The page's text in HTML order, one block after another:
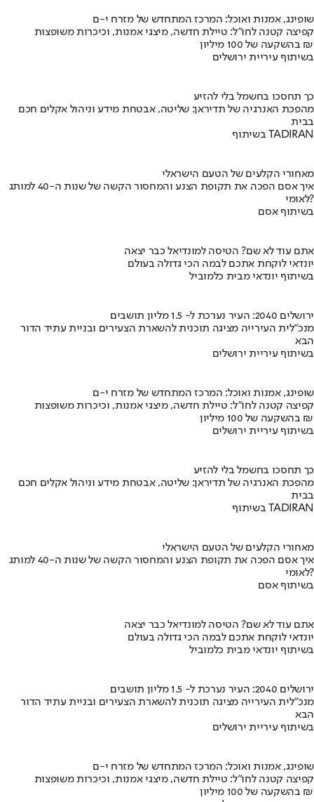
שופינג, אמנות ואוכל: המרכז המתחדש של מזרח י-ם
קפיצה קטנה לחו"ל: טיילת חדשה, מיצגי אמנות, וכיכרות משופצות
בהשקעה של 100 מיליון ₪
בשיתוף עיריית ירושלים
כך תחסכו בחשמל בלי להזיע
מהפכת האנרגיה של תדיראן: שליטה, אבטחת מידע וניהול אקלים חכם
בבית
בשיתוף TADIRAN
מאחורי הקלעים של הטעם הישראלי
איך אסם הפכה את תקופת הצנע והמחסור הקשה של שנות ה-40 למותג
לאומי?
בשיתוף אסם
אתם עוד לא שם? הטיסה למונדיאל כבר יצאה
יונדאי לוקחת אתכם לבמה הכי גדולה בעולם
בשיתוף יונדאי מבית כלמוביל
ירושלים 2040: העיר נערכת ל- 1.5 מליון תושבים
מנכ"לית העירייה מציגה תוכנית להשארת הצעירים ובניית עתיד הדור
הבא
בשיתוף עיריית ירושלים
שופינג, אמנות ואוכל: המרכז המתחדש של מזרח י-ם
קפיצה קטנה לחו"ל: טיילת חדשה, מיצגי אמנות, וכיכרות משופצות
בהשקעה של 100 מיליון ₪
בשיתוף עיריית ירושלים
כך תחסכו בחשמל בלי להזיע
מהפכת האנרגיה של תדיראן: שליטה, אבטחת מידע וניהול אקלים חכם
בבית
בשיתוף TADIRAN
מאחורי הקלעים של הטעם הישראלי
איך אסם הפכה את תקופת הצנע והמחסור הקשה של שנות ה-40 למותג
לאומי?
בשיתוף אסם
אתם עוד לא שם? הטיסה למונדיאל כבר יצאה
יונדאי לוקחת אתכם לבמה הכי גדולה בעולם
בשיתוף יונדאי מבית כלמוביל
ירושלים 2040: העיר נערכת ל- 1.5 מליון תושבים
מנכ"לית העירייה מציגה תוכנית להשארת הצעירים ובניית עתיד הדור
הבא
בשיתוף עיריית ירושלים
שופינג, אמנות ואוכל: המרכז המתחדש של מזרח י-ם
קפיצה קטנה לחו"ל: טיילת חדשה, מיצגי אמנות, וכיכרות משופצות
בהשקעה של 100 מיליון ₪